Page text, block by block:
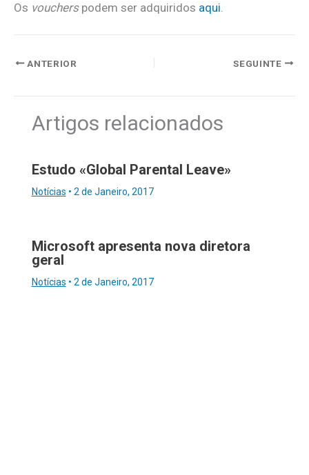
Os voucherspodem ser adquiridos aqui
ANTERIOR SEGUINTE
Artigos relacionados
Estudo «Global Parental Leave»
Notícias • 2 de Janeiro, 2017
Microsoft apresenta nova diretora
geral
Notícias • 2 de Janeiro, 2017